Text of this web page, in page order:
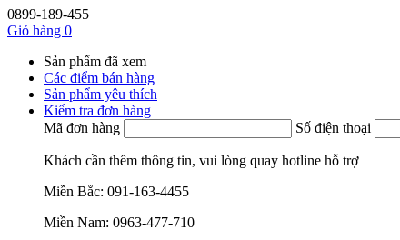
0899-189-455
Giỏ hàng 0
Sản phẩm đã xem
Các điểm bán hàng
Sản phẩm yêu thích
Kiểm tra đơn hàng
Mã đơn hàng
Số điện thoại
Khách cần thêm thông tin, vui lòng quay hotline hỗ trợ
Miền Bắc: 091-163-4455
Miền Nam: 0963-477-710